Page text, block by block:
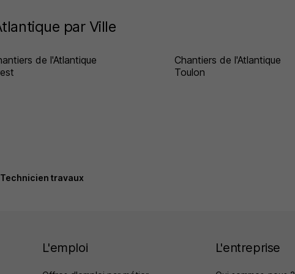
par Ville
de l'Atlantique
Chantiers de l'Atlantique
Toulon
Technicien travaux
L'emploi L'entreprise